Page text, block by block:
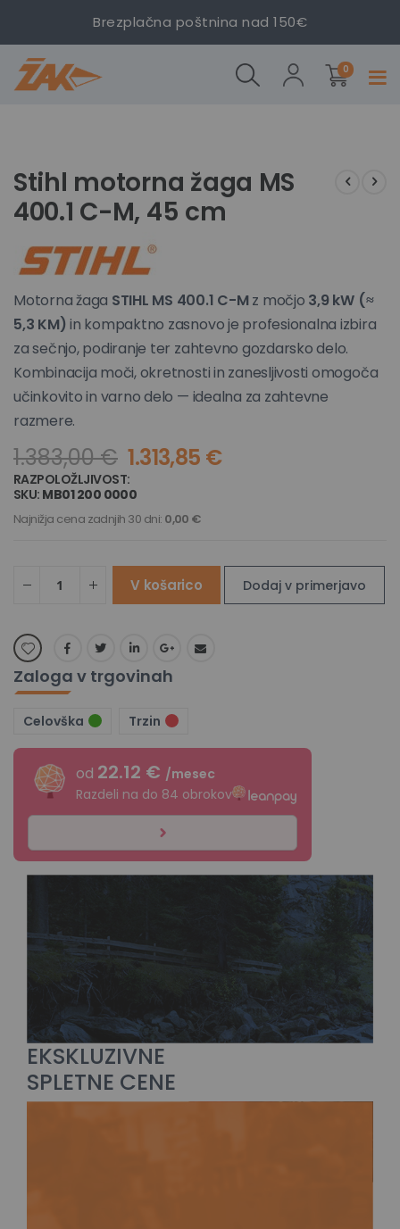
Brezplačna poštnina nad 150€
0izdelki
konec
galerije
slik
400.1 C-
M, 45
400.1 C-
M, 45
400.1 C-
M, 45
začetek
galerije
slik
Stihl motorna žaga MS
400.1 C-M, 45 cm
Motorna žaga STIHL MS 400.1 C-Mz močjo 3,9 kW (≈
5,3 KM) in kompaktno zasnovo je profesionalna izbira
za sečnjo, podiranje ter zahtevno gozdarsko delo.
Kombinacija moči, okretnosti in zanesljivosti omogoča
učinkovito in varno delo — idealna za zahtevne
razmere.
1.383,00 € 1.313,85 €
RAZPOLOŽLJIVOST:
SKU MB01 200 0000
Najnižja cena zadnjih 30 dni: 0,00 €
V košarico Dodaj v primerjavo
Zaloga v trgovinah
Celovška Trzin
od 22.12 € /mesec
Razdeli na do 84 obrokov
EKSKLUZIVNE
SPLETNE CENE